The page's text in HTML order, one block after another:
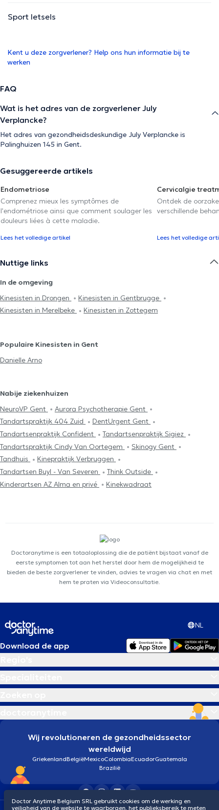
Sport letsels
Kent u deze zorgverlener? Help ons hun informatie bij te
werken
FAQ
Wat is het adres van de zorgverlener July
Verplancke?
Het adres van gezondheidsdeskundige July Verplancke is
Palinghuizen 145 in Gent.
Gesuggereerde artikels
Endometriose
Comprenez mieux les symptômes de
l'endométriose ainsi que comment soulager les
douleurs liées à cette maladie.
Lees het volledige artikel
Cervicalgie
Ontdek de
verschillende
Lees het volledige
Nuttige links
In de omgeving
Kinesisten in Drongen
Kinesisten in Gentbrugge
Kinesisten in Merelbeke
Kinesisten in Zottegem
Populaire Kinesisten in Gent
Danielle Arno
Nabije ziekenhuizen
NeuroVP Gent
Aurora Psychotherapie Gent
Tandartspraktijk 404 Zuid
DentUrgent Gent
Tandartsenpraktijk Confident
Tandartsenpraktijk Sigiez
Tandartspraktijk Cindy Van Oortegem
Skinogy Gent
Tandhuis
Kinepraktijk Verbruggen
Tandartsen Buyl - Van Severen
Think Outside
Kinderartsen AZ Alma en privé
Kinekwadraat
Doctoranytime is een totaaloplossing die de patiënt bijstaat vanaf de
eerste symptomen tot aan het herstel door hem de mogelijkheid te
bieden de beste zorgverlener te vinden, advies te vragen via chat en met
hem te praten via Videoconsultatie.
NL
Download de app
Wij revolutioneren de gezondheidssector
wereldwijd
GriekenlandBelgiëMexicoColombiaEcuadorGuatemala
Brazilië
Doctor Anytime Belgium SRL gebruikt cookies om de werking en
veiligheid van de website te waarborgen, het publieksbereik te meten